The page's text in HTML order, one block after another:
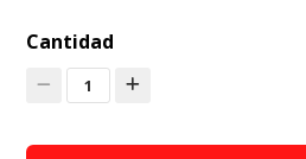
Cantidad
1